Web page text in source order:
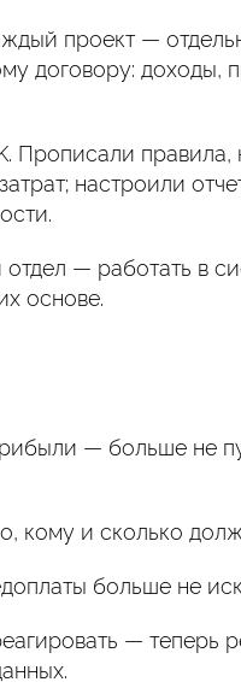
проект —
договору: доходы,
Прописали правила,
настроили
— работать в
основе.
— больше не
кому и сколько
больше не
—